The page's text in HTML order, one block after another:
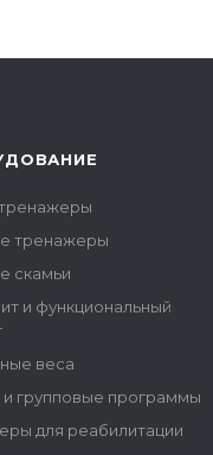
тренажеры
скамьи
и функциональный
веса
групповые программы
для реабилитации